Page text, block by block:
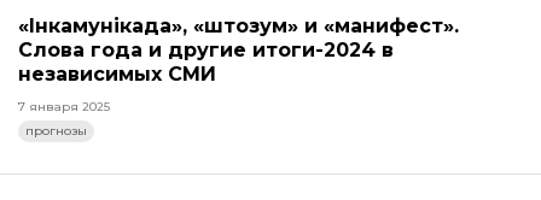
«Інкамунікада», «штозум» и «манифест».
Слова года и другие итоги-2024 в
независимых СМИ
7 января 2025
прогнозы